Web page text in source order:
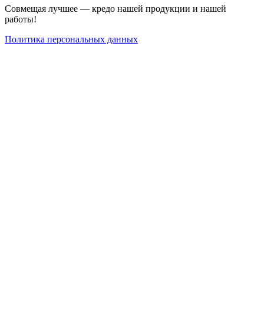
Совмещая лучшее — кредо нашей продукции и нашей
работы!
Политика персональных данных